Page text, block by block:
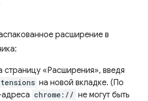
расширение в
страницу «Расширения», введя
на новой вкладке. (По
адреса chrome:// не могут быть